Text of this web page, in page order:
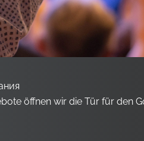
öffnen wir die Tür für den